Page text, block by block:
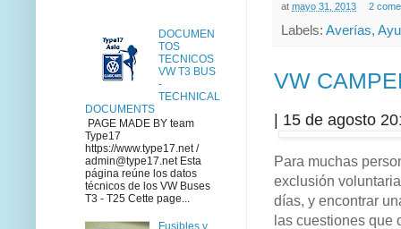
at mayo 31, 2013 2
Labels: Averías,
VW
| 15 de agosto
Para muchas
exclusión
días, y encontrar
las cuestiones que
DOCUMEN
TOS
TECNICOS
VW T3 BUS
-
TECHNICAL
DOCUMENTS
PAGE MADE BY team
Type17
https://www.type17.net /
admin@type17.net Esta
página reúne los datos
técnicos de los VW Buses
T3 - T25 Cette page...
Fusibles y